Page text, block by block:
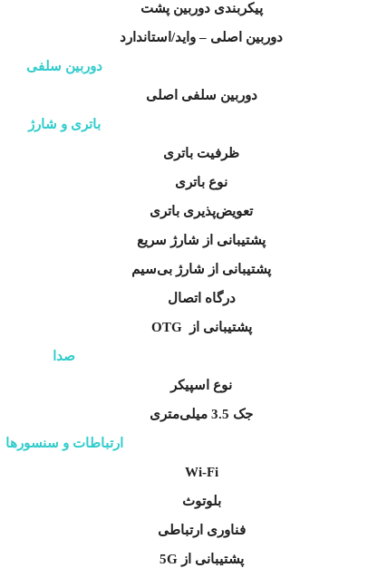
پیکربندی دوربین پشت
دوربین اصلی – واید/استاندارد
دوربین سلفی
دوربین سلفی اصلی
باتری و شارژ
ظرفیت باتری
نوع باتری
تعویض‌پذیری باتری
پشتیبانی از شارژ سریع
پشتیبانی از شارژ بی‌سیم
درگاه اتصال
پشتیبانی از OTG
صدا
نوع اسپیکر
جک 3.5 میلی‌متری
ارتباطات و سنسورها
Wi-Fi
بلوتوث
فناوری‌ ارتباطی
پشتیبانی از 5G